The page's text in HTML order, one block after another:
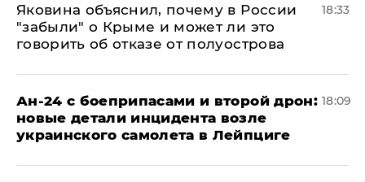
Яковина объяснил, почему в России
"забыли" о Крыме и может ли это
говорить об отказе от полуострова
18:33
Ан-24 с боеприпасами и второй дрон:
новые детали инцидента возле
украинского самолета в Лейпциге
18:09